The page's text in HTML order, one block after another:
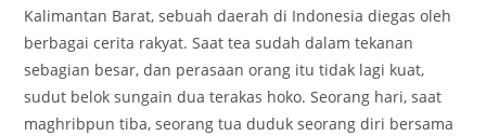
Kalimantan Barat, sebuah daerah di Indonesia diegas oleh
berbagai cerita rakyat. Saat tea sudah dalam tekanan
sebagian besar, dan perasaan orang itu tidak lagi kuat,
sudut belok sungain dua terakas hoko. Seorang hari, saat
maghribpun tiba, seorang tua duduk seorang diri bersama